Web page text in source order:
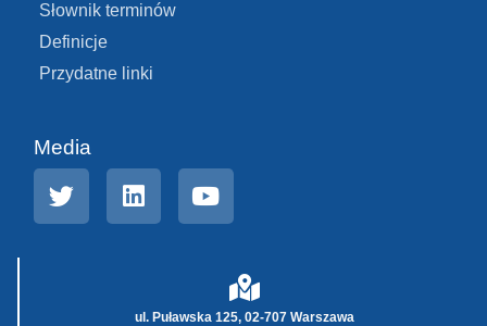
Słownik terminów
Definicje
Przydatne linki
Media
ul. Puławska 125, 02-707 Warszawa